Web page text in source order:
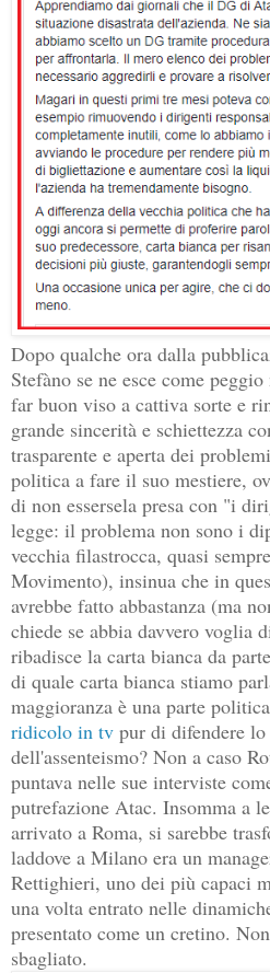
Dopo qualche ora dalla
Stefàno se ne esce come
far buon viso a cattiva sorte e
grande sincerità e schiettezza
trasparente e aperta dei
politica a fare il suo mestiere,
di non essersela presa con "i
legge: il problema non sono i
vecchia filastrocca, quasi
Movimento), insinua che in
avrebbe fatto abbastanza (ma
chiede se abbia davvero voglia
ribadisce la carta bianca da
di quale carta bianca stiamo
maggioranza è una parte
ridicolo in tv pur di difendere lo
dell'assenteismo? Non a caso
puntava nelle sue interviste
putrefazione Atac. Insomma a
arrivato a Roma, si sarebbe
laddove a Milano era un
Rettighieri, uno dei più capaci
una volta entrato nelle
presentato come un cretino.
sbagliato.